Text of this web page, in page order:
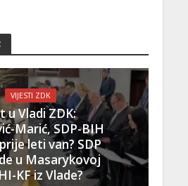
VIJESTI ZDK
u Vladi ZDK:
Marić, SDP-BIH
leti van? SDP
u Masarykovoj
KF iz Vlade?